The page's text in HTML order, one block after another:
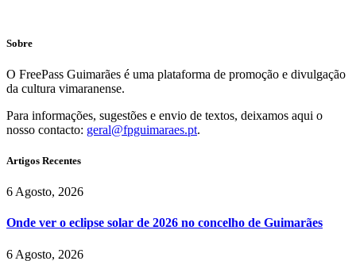
Sobre
O FreePass Guimarães é uma plataforma de promoção e divulgação
da cultura vimaranense.
Para informações, sugestões e envio de textos, deixamos aqui o
nosso contacto: geral@fpguimaraes.pt.
Artigos Recentes
6 Agosto, 2026
Onde ver o eclipse solar de 2026 no concelho de Guimarães
6 Agosto, 2026